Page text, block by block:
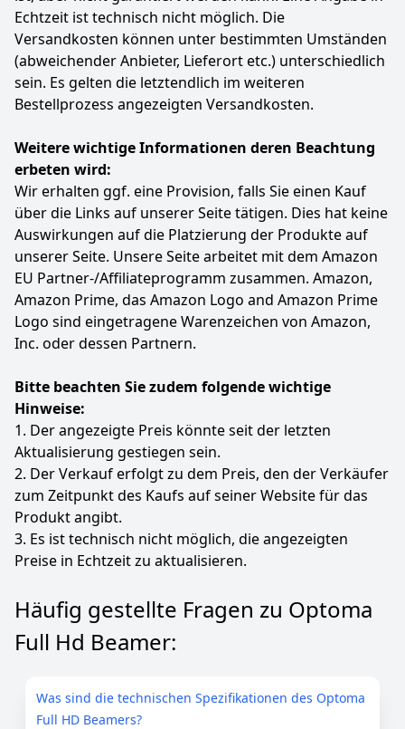
Echtzeit ist technisch nicht möglich. Die
Versandkosten können unter bestimmten Umständen
(abweichender Anbieter, Lieferort etc.) unterschiedlich
sein. Es gelten die letztendlich im weiteren
Bestellprozess angezeigten Versandkosten.
Weitere wichtige Informationen deren Beachtung
erbeten wird:
Wir erhalten ggf. eine Provision, falls Sie einen Kauf
über die Links auf unserer Seite tätigen. Dies hat keine
Auswirkungen auf die Platzierung der Produkte auf
unserer Seite. Unsere Seite arbeitet mit dem Amazon
EU Partner-/Affiliateprogramm zusammen. Amazon,
Amazon Prime, das Amazon Logo and Amazon Prime
Logo sind eingetragene Warenzeichen von Amazon,
Inc. oder dessen Partnern.
Bitte beachten Sie zudem folgende wichtige
Hinweise:
1. Der angezeigte Preis könnte seit der letzten
Aktualisierung gestiegen sein.
2. Der Verkauf erfolgt zu dem Preis, den der Verkäufer
zum Zeitpunkt des Kaufs auf seiner Website für das
Produkt angibt.
3. Es ist technisch nicht möglich, die angezeigten
Preise in Echtzeit zu aktualisieren.
Häufig gestellte Fragen zu Optoma
Full Hd Beamer:
Was sind die technischen Spezifikationen des Optoma
Full HD Beamers?